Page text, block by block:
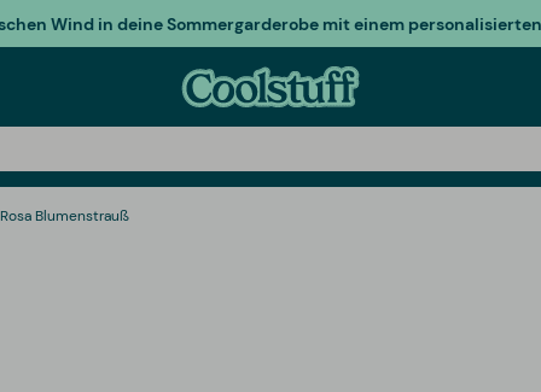
Wind in deine Sommergarderobe mit einem
Blumenstrauß